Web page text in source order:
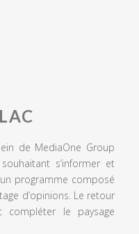
de MediaOne Group
s’informer et
programme composé
d’opinions. Le retour
le paysage